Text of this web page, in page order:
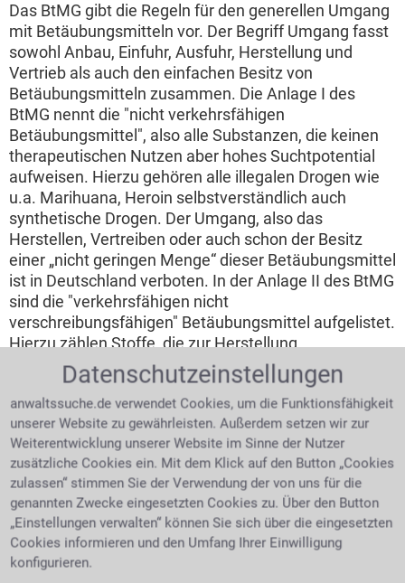
Das BtMG gibt die Regeln für den generellen Umgang
mit Betäubungsmitteln vor. Der Begriff Umgang fasst
sowohl Anbau, Einfuhr, Ausfuhr, Herstellung und
Vertrieb als auch den einfachen Besitz von
Betäubungsmitteln zusammen. Die Anlage I des
BtMG nennt die "nicht verkehrsfähigen
Betäubungsmittel", also alle Substanzen, die keinen
therapeutischen Nutzen aber hohes Suchtpotential
aufweisen. Hierzu gehören alle illegalen Drogen wie
u.a. Marihuana, Heroin selbstverständlich auch
synthetische Drogen. Der Umgang, also das
Herstellen, Vertreiben oder auch schon der Besitz
einer „nicht geringen Menge“ dieser Betäubungsmittel
ist in Deutschland verboten. In der Anlage II des BtMG
sind die "verkehrsfähigen nicht
verschreibungsfähigen" Betäubungsmittel aufgelistet.
Hierzu zählen Stoffe, die zur Herstellung
therapeutisch wirksamer Betäubungsmittel verwandt
werden. Die Anlage III des BtMG wiederum enthält die
"verkehrsfähigen und verschreibungsfähigen"
Betäubungsmittel. Es handelt es sich hier um
Medikamente die ein physisches oder psychisches
Abhängigkeitspotential haben, wie Morphin oder
Morphinderivate, auch Barbiturate und noch viele
mehr. Der Umgang mit Betäubungsmitteln ist nur mit
entsprechender Erlaubnis straffrei. BtM-Rezepte
dürfen ausschließlich von Ärzten ausgestellt werden,
nur bei begründeter Anwendung und nur wenn der
Datenschutzeinstellungen
anwaltssuche.de verwendet Cookies, um die Funktionsfähigkeit
unserer Website zu gewährleisten. Außerdem setzen wir zur
Weiterentwicklung unserer Website im Sinne der Nutzer
zusätzliche Cookies ein. Mit dem Klick auf den Button „Cookies
zulassen“ stimmen Sie der Verwendung der von uns für die
genannten Zwecke eingesetzten Cookies zu. Über den Button
„Einstellungen verwalten“ können Sie sich über die eingesetzten
Cookies informieren und den Umfang Ihrer Einwilligung
konfigurieren.